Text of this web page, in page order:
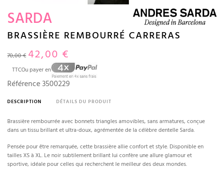
SARDA
BRASSIÈRE REMBOURRÉ CARRERAS
70,00 € 42,00 €
TTCOu payer en
Référence3500229
DESCRIPTION DÉTAILS DU PRODUIT
Brassière rembourrée avec bonnets triangles amovibles, sans armatures, conçue
dans un tissu brillant et ultra-doux, agrémentée de la célèbre dentelle Sarda.
Pensée pour être remarquée, cette brassière allie confort et style. Disponible en
tailles XS à XL. Le noir subtilement brillant lui confère une allure glamour et
sportive, idéale pour celles qui recherchent le meilleur des deux mondes.